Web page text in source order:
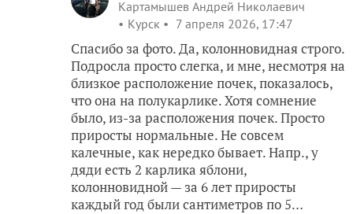
Картамышев Андрей Николаевич
Курск
7 апреля 2026, 17:47
Спасибо за фото. Да, колонновидная строго.
Подросла просто слегка, и мне, несмотря на
близкое расположение почек, показалось,
что она на полукарлике. Хотя сомнение
было, из-за расположения почек. Просто
приросты нормальные. Не совсем
калечные, как нередко бывает. Напр., у
дяди есть 2 карлика яблони,
колонновидной — за 6 лет приросты
каждый год были сантиметров по 5…